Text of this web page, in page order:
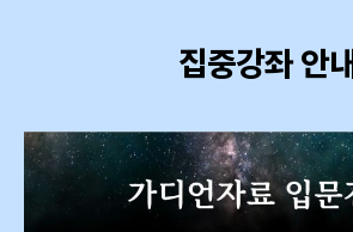
집중강좌 안내